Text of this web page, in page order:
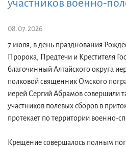
участников военно-
08.07.2026
7 июля, в день празднования
Пророка, Предтечи и Крестителя
благочинный Алтайского округа
полковой священник Омского
иерей Сергий Абрамов совершили
участников полевых сборов в
протекает по территории военно-
Крещение совершалось полным